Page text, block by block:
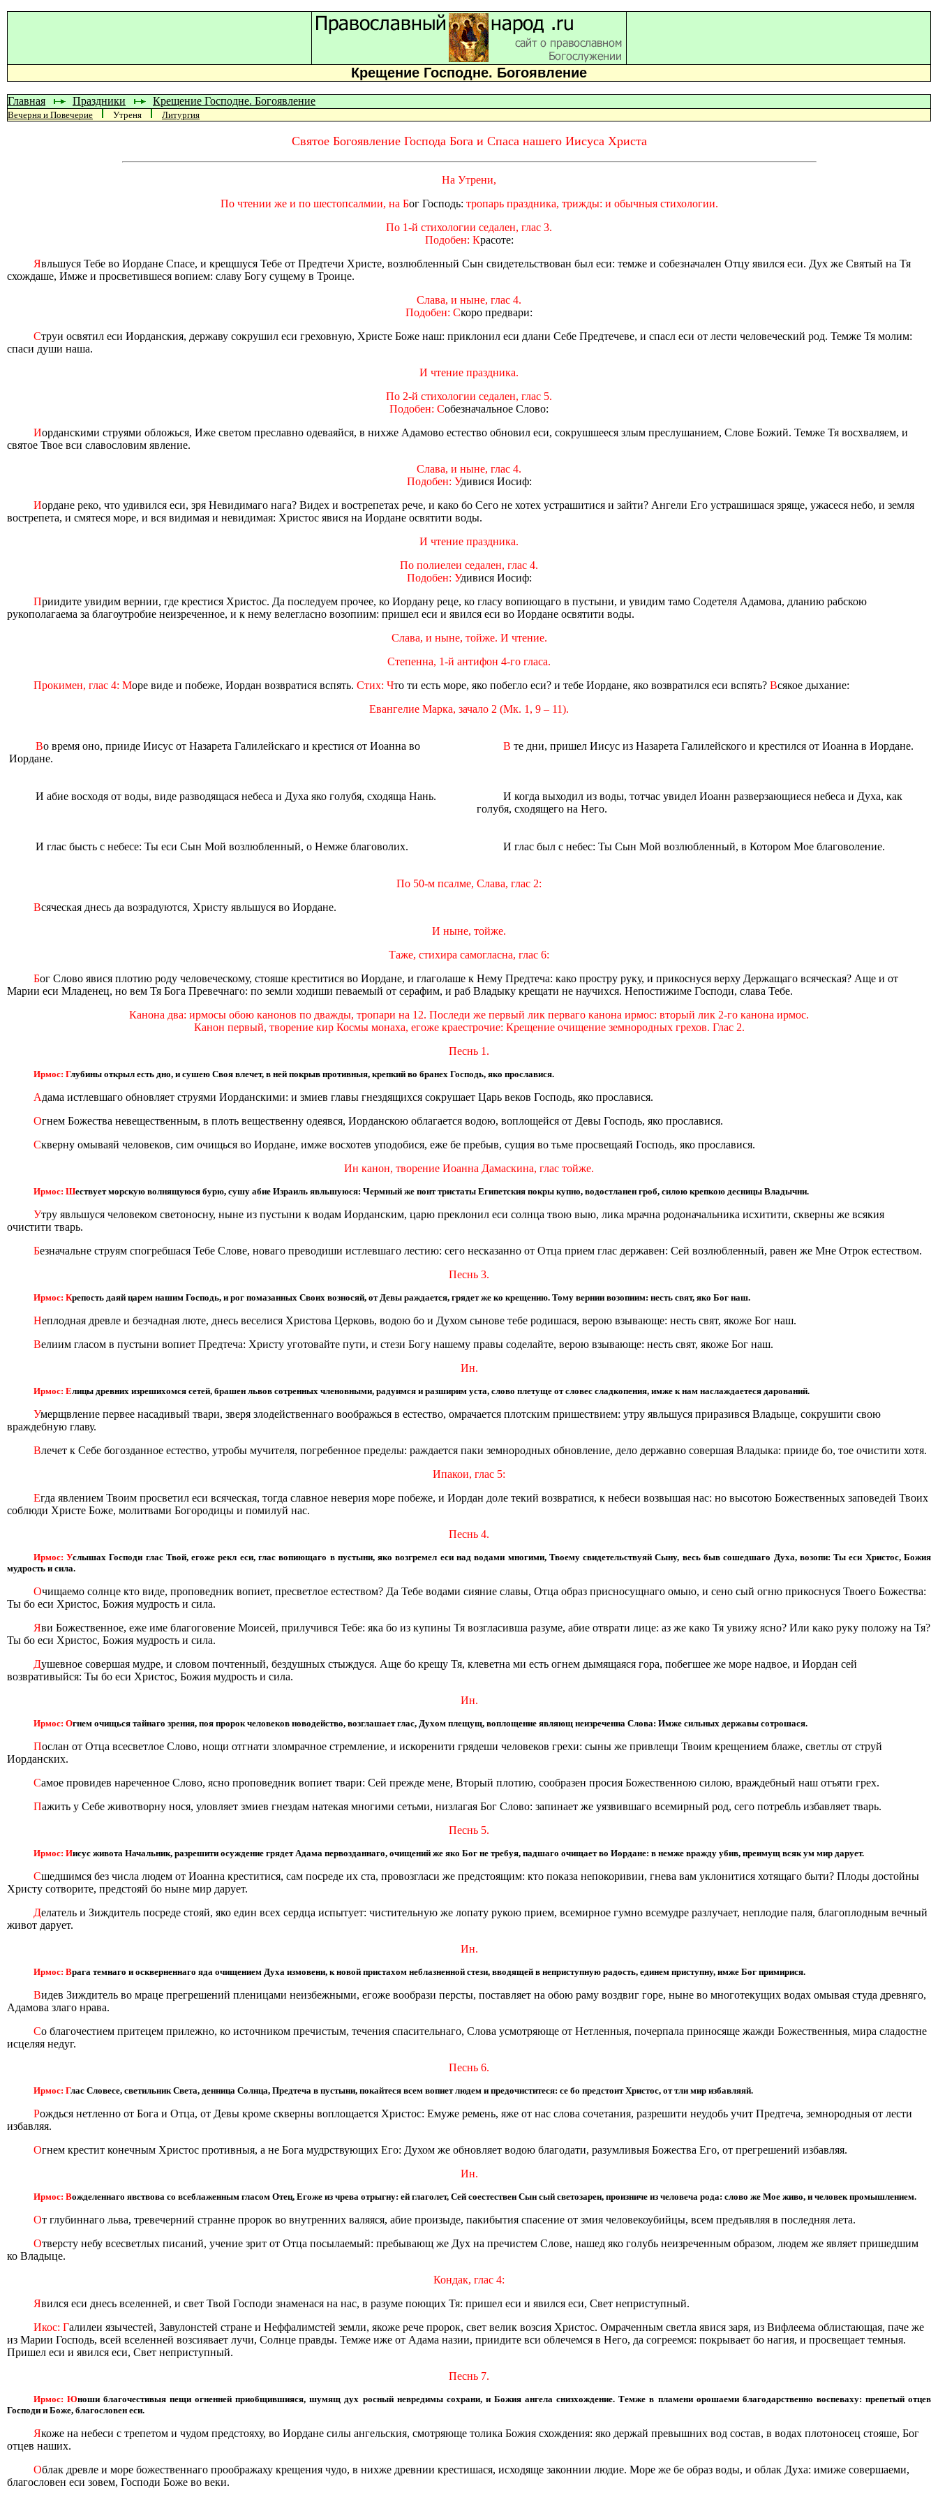
Крещение Господне. Богоявление
Главная Праздники Крещение Господне. Богоявление
Вечерня и Повечерие Утреня Литургия
Святое Богоявление Господа Бога и Спаса нашего Иисуса Христа
На Утрени,
По чтении же и по шестопсалмии, на Бог Господь: тропарь праздника, трижды: и обычныя стихологии.
По 1-й стихологии седален, глас 3.
Подобен: Красоте:
Явльшуся Тебе во Иордане Спасе, и крещшуся Тебе от Предтечи Христе, возлюбленный Сын свидетельствован был еси: темже и собезначален Отцу явился еси. Дух же Святый на Тя
схождаше, Имже и просветившеся вопием: славу Богу сущему в Троице.
Слава, и ныне, глас 4.
Подобен: Скоро предвари:
Струи освятил еси Иорданския, державу сокрушил еси греховную, Христе Боже наш: приклонил еси длани Себе Предтечеве, и спасл еси от лести человеческий род. Темже Тя молим:
спаси души наша.
И чтение праздника.
По 2-й стихологии седален, глас 5.
Подобен: Собезначальное Слово:
Иорданскими струями обложься, Иже светом преславно одеваяйся, в нихже Адамово естество обновил еси, сокрушшееся злым преслушанием, Слове Божий. Темже Тя восхваляем, и
святое Твое вси славословим явление.
Слава, и ныне, глас 4.
Подобен: Удивися Иосиф:
Иордане реко, что удивился еси, зря Невидимаго нага? Видех и вострепетах рече, и како бо Сего не хотех устрашитися и зайти? Ангели Его устрашишася зряще, ужасеся небо, и земля
вострепета, и смятеся море, и вся видимая и невидимая: Христос явися на Иордане освятити воды.
И чтение праздника.
По полиелеи седален, глас 4.
Подобен: Удивися Иосиф:
Приидите увидим вернии, где крестися Христос. Да последуем прочее, ко Иордану реце, ко гласу вопиющаго в пустыни, и увидим тамо Содетеля Адамова, дланию рабскою
рукополагаема за благоутробие неизреченное, и к нему велегласно возопиим: пришел еси и явился еси во Иордане освятити воды.
Слава, и ныне, тойже. И чтение.
Степенна, 1-й антифон 4-го гласа.
Прокимен, глас 4: Море виде и побеже, Иордан возвратися вспять. Стих: Что ти есть море, яко побегло еси? и тебе Иордане, яко возвратился еси вспять? Всякое дыхание:
Евангелие Марка, зачало 2 (Мк. 1, 9 – 11).
Во время oно, прииде Иисус от Назарета Галилейскаго и крестися от Иоанна во
Иoрдане.
В те дни, пришел Иисус из Назарета Галилейского и крестился от Иоанна в Иордане.
И абие восходя от воды, виде разводящася небеса и Духа яко голубя, сходяща Нань.
И когда выходил из воды, тотчас увидел Иоанн разверзающиеся небеса и Духа, как
голубя, сходящего на Него.
И глас бысть с небесе: Ты eси Сын Мой возлюбленный, о Немже благоволих. И глас был с небес: Ты Сын Мой возлюбленный, в Котором Мое благоволение.
По 50-м псалме, Слава, глас 2:
Всяческая днесь да возрадуются, Христу явльшуся во Иордане.
И ныне, тойже.
Таже, стихира самогласна, глас 6:
Бог Слово явися плотию роду человеческому, стояше креститися во Иордане, и глаголаше к Нему Предтеча: како простру руку, и прикоснуся верху Держащаго всяческая? Аще и от
Марии еси Младенец, но вем Тя Бога Превечнаго: по земли ходиши певаемый от серафим, и раб Владыку крещати не научихся. Непостижиме Господи, слава Тебе.
Канона два: ирмосы обою канонов по дважды, тропари на 12. Последи же первый лик перваго канона ирмос: вторый лик 2-го канона ирмос.
Канон первый, творение кир Космы монаха, егоже краестрочие: Крещение очищение земнородных грехов. Глас 2.
Песнь 1.
Ирмос: Глубины открыл есть дно, и сушею Своя влечет, в ней покрыв противныя, крепкий во бранех Господь, яко прославися.
Адама истлевшаго обновляет струями Иорданскими: и змиев главы гнездящихся сокрушает Царь веков Господь, яко прославися.
Огнем Божества невещественным, в плоть вещественну одеявся, Иорданскою облагается водою, воплощейся от Девы Господь, яко прославися.
Скверну омываяй человеков, сим очищься во Иордане, имже восхотев уподобися, еже бе пребыв, сущия во тьме просвещаяй Господь, яко прославися.
Ин канон, творение Иоанна Дамаскина, глас тойже.
Ирмос: Шествует морскую волнящуюся бурю, сушу абие Израиль явльшуюся: Чермный же понт тристаты Египетския покры купно, водостланен гроб, силою крепкою десницы Владычни.
Утру явльшуся человеком светоносну, ныне из пустыни к водам Иорданским, царю преклонил еси солнца твою выю, лика мрачна родоначальника исхитити, скверны же всякия
очистити тварь.
Безначальне струям спогребшася Тебе Слове, новаго преводиши истлевшаго лестию: сего несказанно от Отца прием глас державен: Сей возлюбленный, равен же Мне Отрок естеством.
Песнь 3.
Ирмос: Крепость даяй царем нашим Господь, и рог помазанных Своих возносяй, от Девы раждается, грядет же ко крещению. Тому вернии возопиим: несть свят, яко Бог наш.
Неплодная древле и безчадная люте, днесь веселися Христова Церковь, водою бо и Духом сынове тебе родишася, верою взывающе: несть свят, якоже Бог наш.
Велиим гласом в пустыни вопиет Предтеча: Христу уготовайте пути, и стези Богу нашему правы соделайте, верою взывающе: несть свят, якоже Бог наш.
Ин.
Ирмос: Елицы древних изрешихомся сетей, брашен львов сотренных членовными, радуимся и разширим уста, слово плетуще от словес сладкопения, имже к нам наслаждаетеся дарований.
Умерщвление первее насадивый твари, зверя злодейственнаго воображься в естество, омрачается плотским пришествием: утру явльшуся приразився Владыце, сокрушити свою
враждебную главу.
Влечет к Себе богозданное естество, утробы мучителя, погребенное пределы: раждается паки земнородных обновление, дело державно совершая Владыка: прииде бо, тое очистити хотя.
Ипакои, глас 5:
Егда явлением Твоим просветил еси всяческая, тогда славное неверия море побеже, и Иордан доле текий возвратися, к небеси возвышая нас: но высотою Божественных заповедей Твоих
соблюди Христе Боже, молитвами Богородицы и помилуй нас.
Песнь 4.
Ирмос: Услышах Господи глас Твой, егоже рекл еси, глас вопиющаго в пустыни, яко возгремел еси над водами многими, Твоему свидетельствуяй Сыну, весь быв сошедшаго Духа, возопи: Ты еси Христос, Божия
мудрость и сила.
Очищаемо солнце кто виде, проповедник вопиет, пресветлое естеством? Да Тебе водами сияние славы, Отца образ присносущнаго омыю, и сено сый огню прикоснуся Твоего Божества:
Ты бо еси Христос, Божия мудрость и сила.
Яви Божественное, еже име благоговение Моисей, прилучився Тебе: яка бо из купины Тя возгласивша разуме, абие отврати лице: аз же како Тя увижу ясно? Или како руку положу на Тя?
Ты бо еси Христос, Божия мудрость и сила.
Душевное совершая мудре, и словом почтенный, бездушных стыждуся. Аще бо крещу Тя, клеветна ми есть огнем дымящаяся гора, побегшее же море надвое, и Иордан сей
возвративыйся: Ты бо еси Христос, Божия мудрость и сила.
Ин.
Ирмос: Огнем очищься тайнаго зрения, поя пророк человеков новодейство, возглашает глас, Духом плещущ, воплощение являющ неизреченна Слова: Имже сильных державы сотрошася.
Послан от Отца всесветлое Слово, нощи отгнати зломрачное стремление, и искоренити грядеши человеков грехи: сыны же привлещи Твоим крещением блаже, светлы от струй
Иорданских.
Самое провидев нареченное Слово, ясно проповедник вопиет твари: Сей прежде мене, Вторый плотию, сообразен просия Божественною силою, враждебный наш отъяти грех.
Пажить у Себе животворну нося, уловляет змиев гнездам натекая многими сетьми, низлагая Бог Слово: запинает же уязвившаго всемирный род, сего потребль избавляет тварь.
Песнь 5.
Ирмос: Иисус живота Начальник, разрешити осуждение грядет Адама первозданнаго, очищений же яко Бог не требуя, падшаго очищает во Иордане: в немже вражду убив, преимущ всяк ум мир дарует.
Сшедшимся без числа людем от Иоанна креститися, сам посреде их ста, провозгласи же предстоящим: кто показа непокоривии, гнева вам уклонитися хотящаго быти? Плоды достойны
Христу сотворите, предстояй бо ныне мир дарует.
Делатель и Зиждитель посреде стояй, яко един всех сердца испытует: чистительную же лопату рукою прием, всемирное гумно всемудре разлучает, неплодие паля, благоплодным вечный
живот дарует.
Ин.
Ирмос: Врага темнаго и оскверненнаго яда очищением Духа измовени, к новой пристахом неблазненной стези, вводящей в неприступную радость, единем приступну, имже Бог примирися.
Видев Зиждитель во мраце прегрешений пленицами неизбежными, егоже вообрази персты, поставляет на обою раму воздвиг горе, ныне во многотекущих водах омывая студа древняго,
Адамова злаго нрава.
Со благочестием притецем прилежно, ко источником пречистым, течения спасительнаго, Слова усмотряюще от Нетленныя, почерпала приносяще жажди Божественныя, мира сладостне
исцеляя недуг.
Песнь 6.
Ирмос: Глас Словесе, светильник Света, денница Солнца, Предтеча в пустыни, покайтеся всем вопиет людем и предочиститеся: се бо предстоит Христос, от тли мир избавляяй.
Рождься нетленно от Бога и Отца, от Девы кроме скверны воплощается Христос: Емуже ремень, яже от нас слова сочетания, разрешити неудобь учит Предтеча, земнородныя от лести
избавляя.
Огнем крестит конечным Христос противныя, а не Бога мудрствующих Его: Духом же обновляет водою благодати, разумливыя Божества Его, от прегрешений избавляя.
Ин.
Ирмос: Вожделеннаго явствова со всеблаженным гласом Отец, Егоже из чрева отрыгну: ей глаголет, Сей соестествен Сын сый светозарен, произниче из человеча рода: слово же Мое живо, и человек промышлением.
От глубиннаго льва, тревечерний странне пророк во внутренних валяяся, абие произыде, пакибытия спасение от змия человекоубийцы, всем предъявляя в последняя лета.
Отверсту небу всесветлых писаний, учение зрит от Отца посылаемый: пребывающ же Дух на пречистем Слове, нашед яко голубь неизреченным образом, людем же являет пришедшим
ко Владыце.
Кондак, глас 4:
Явился еси днесь вселенней, и свет Твой Господи знаменася на нас, в разуме поющих Тя: пришел еси и явился еси, Свет неприступный.
Икос: Галилеи язычестей, Завулонстей стране и Неффалимстей земли, якоже рече пророк, свет велик возсия Христос. Омраченным светла явися заря, из Вифлеема облистающая, паче же
из Марии Господь, всей вселенней возсиявает лучи, Солнце правды. Темже иже от Адама назии, приидите вси облечемся в Него, да согреемся: покрывает бо нагия, и просвещает темныя.
Пришел еси и явился еси, Свет неприступный.
Песнь 7.
Ирмос: Юноши благочестивыя пещи огненней приобщившияся, шумящ дух росный невредимы сохрани, и Божия ангела снизхождение. Темже в пламени орошаеми благодарственно воспеваху: препетый отцев
Господи и Боже, благословен еси.
Якоже на небеси с трепетом и чудом предстояху, во Иордане силы ангельския, смотряюще толика Божия схождения: яко держай превышних вод состав, в водах плотоносец стояше, Бог
отцев наших.
Облак древле и море божественнаго проображаху крещения чудо, в нихже древнии крестишася, исходяще законнии людие. Море же бе образ воды, и облак Духа: имиже совершаеми,
благословен еси зовем, Господи Боже во веки.